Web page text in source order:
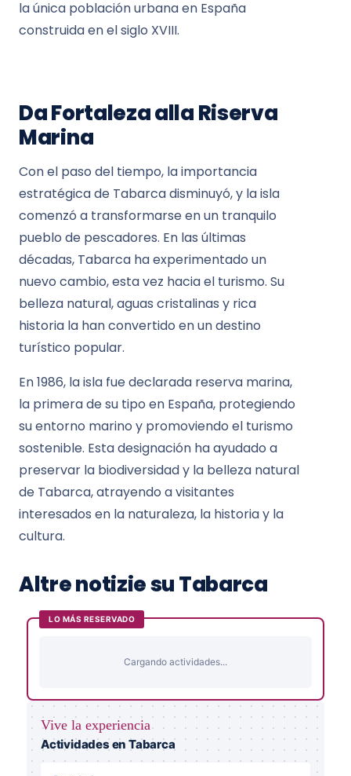
la única población urbana en España
construida en el siglo XVIII.
Da Fortaleza alla Riserva
Marina
Con el paso del tiempo, la importancia
estratégica de Tabarca disminuyó, y la isla
comenzó a transformarse en un tranquilo
pueblo de pescadores. En las últimas
décadas, Tabarca ha experimentado un
nuevo cambio, esta vez hacia el turismo. Su
belleza natural, aguas cristalinas y rica
historia la han convertido en un destino
turístico popular.
En 1986, la isla fue declarada reserva marina,
la primera de su tipo en España, protegiendo
su entorno marino y promoviendo el turismo
sostenible. Esta designación ha ayudado a
preservar la biodiversidad y la belleza natural
de Tabarca, atrayendo a visitantes
interesados en la naturaleza, la historia y la
cultura.
Altre notizie su Tabarca
LO MÁS RESERVADO
Cargando actividades...
Vive la experiencia
Actividades en Tabarca